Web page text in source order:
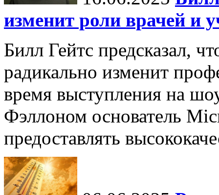
изменит роли врачей и
Билл Гейтс предсказал,
радикально изменит
время выступления на
Фэллоном основатель
предоставлять